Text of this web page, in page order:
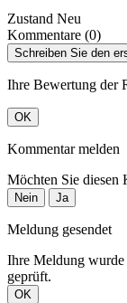
Zustand Neu
Kommentare (0)
Schreiben Sie den
Ihre Bewertung der
OK
Kommentar melden
Möchten Sie diesen
Nein Ja
Meldung gesendet
Ihre Meldung
geprüft.
OK